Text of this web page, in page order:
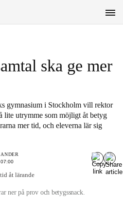
ska ge mer
gymnasium i Stockholm vill rektor
lite utrymme som möjligt åt betyg
mer tid, och eleverna lär sig
ner på prov och betygssnack.